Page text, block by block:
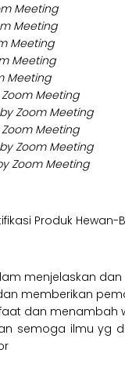
Meeting
Meeting
Meeting
Meeting
Meeting
Meeting
Zoom Meeting
Meeting
Zoom Meeting
Zoom Meeting
Produk Hewan-
menjelaskan dan
memberikan
dan menambah
semoga ilmu yg